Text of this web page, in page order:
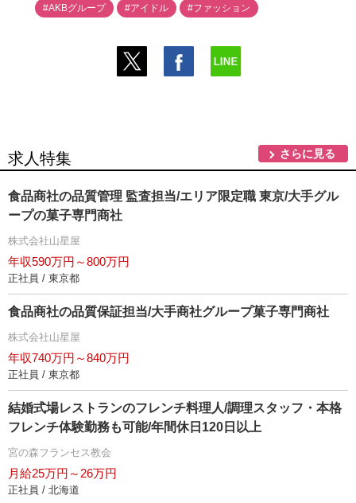
#AKBグループ #アイドル #ファッション
求人特集 さらに見る
食品商社の品質管理 監査担当/エリア限定職 東京/大手グル
ープの菓子専門商社
株式会社山星屋
年収590万円～800万円
正社員 / 東京都
食品商社の品質保証担当/大手商社グループ菓子専門商社
株式会社山星屋
年収740万円～840万円
正社員 / 東京都
結婚式場レストランのフレンチ料理人/調理スタッフ・本格
フレンチ体験勤務も可能/年間休日120日以上
宮の森フランセス教会
月給25万円～26万円
正社員 / 北海道